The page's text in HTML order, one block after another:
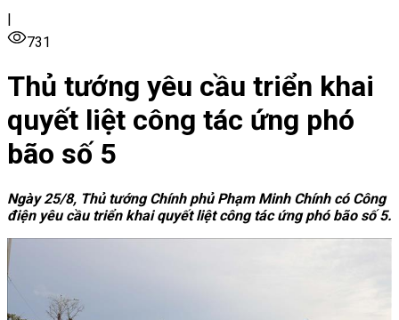
|
731
Thủ tướng yêu cầu triển khai
quyết liệt công tác ứng phó
bão số 5
Ngày 25/8, Thủ tướng Chính phủ Phạm Minh Chính có Công
điện yêu cầu triển khai quyết liệt công tác ứng phó bão số 5.